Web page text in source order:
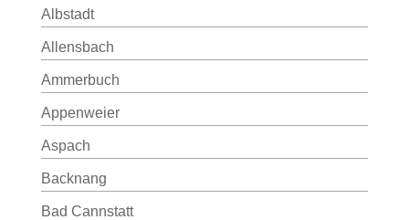
Albstadt
Allensbach
Ammerbuch
Appenweier
Aspach
Backnang
Bad Cannstatt